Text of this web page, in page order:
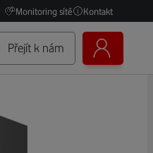
Monitoring sítě Kontakt
Přejít k nám